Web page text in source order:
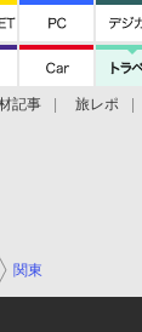
記事 旅レポ
関東